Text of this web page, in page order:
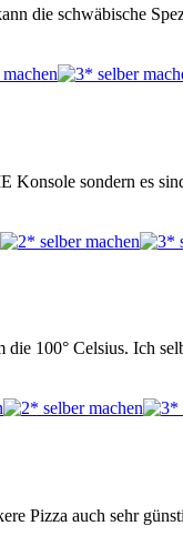
die schwäbische
sondern es
die 100° Celsius. Ich
Pizza auch sehr